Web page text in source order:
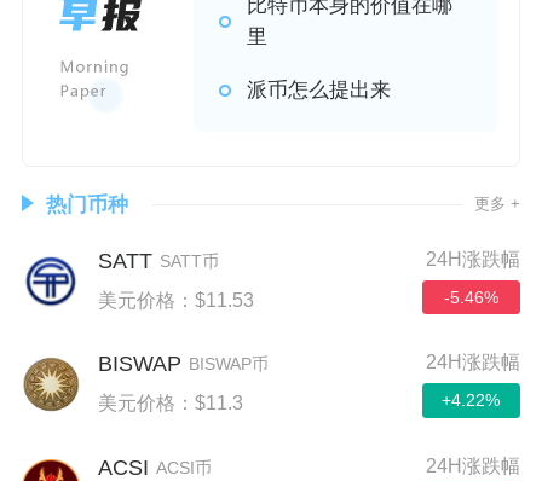
比特币本身的价值在哪
里
派币怎么提出来
热门币种 更多 +
SATT SATT币
美元价格：$11.53
24H涨跌幅
-5.46%
BISWAP BISWAP币
美元价格：$11.3
24H涨跌幅
+4.22%
ACSI ACSI币 24H涨跌幅